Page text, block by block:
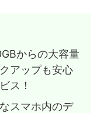
からの大容量
アップも安心
ス！
スマホ内のデ